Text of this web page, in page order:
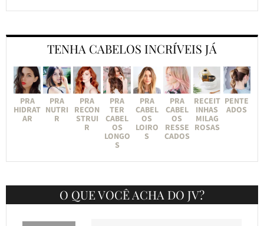
TENHA CABELOS INCRÍVEIS JÁ
PRA
HIDRAT
AR
PRA
NUTRI
R
PRA
RECON
STRUI
R
PRA
TER
CABEL
OS
LONGO
S
PRA
CABEL
OS
LOIRO
S
PRA
CABEL
OS
RESSE
CADOS
RECEIT
INHAS
MILAG
ROSAS
PENTE
ADOS
O QUE VOCÊ ACHA DO JV?